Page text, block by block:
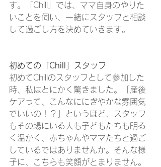
す。「Chill」では、ママ自身のやりた
いことを伺い、一緒にスタッフと相談
して過ごし方を決めていきます。
初めての「Chill」スタッフ
初めてChillのスタッフとして参加した
時、私はとにかく驚きました。「産後
ケアって、こんなににぎやかな雰囲気
でいいの！？」というほど、スタッフ
もその場にいる人も子どもたちも明る
く温かく、赤ちゃんやママたちと過ご
しているではありませんか。そんな様
子に、こちらも笑顔がとまりません。